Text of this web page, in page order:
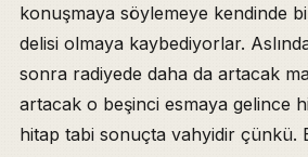
konuşmaya söylemeye kendinde
delisi olmaya kaybediyorlar.
sonra radiyede daha da artacak
artacak o beşinci esmaya gelince
hitap tabi sonuçta vahyidir çünkü.